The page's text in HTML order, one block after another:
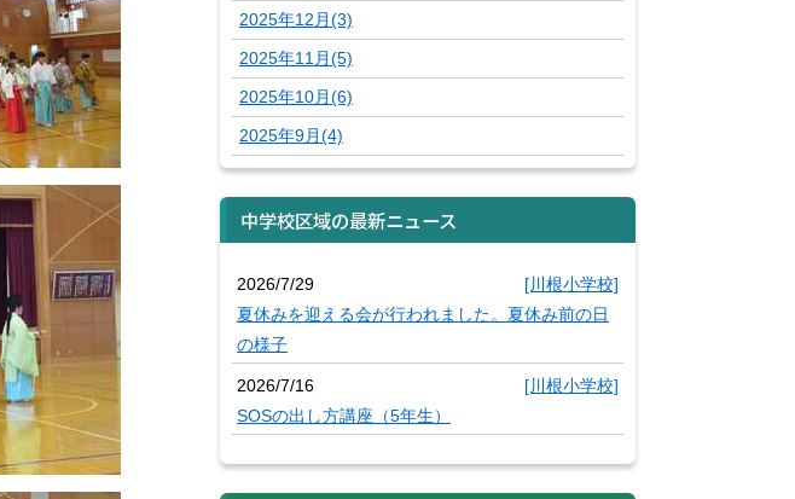
2025年12月(3)
2025年11月(5)
2025年10月(6)
2025年9月(4)
中学校区域の最新ニュース
2026/7/29
[川根小学校]
夏休みを迎える会が行われました。夏休み前の日
の様子
2026/7/16
[川根小学校]
SOSの出し方講座（5年生）